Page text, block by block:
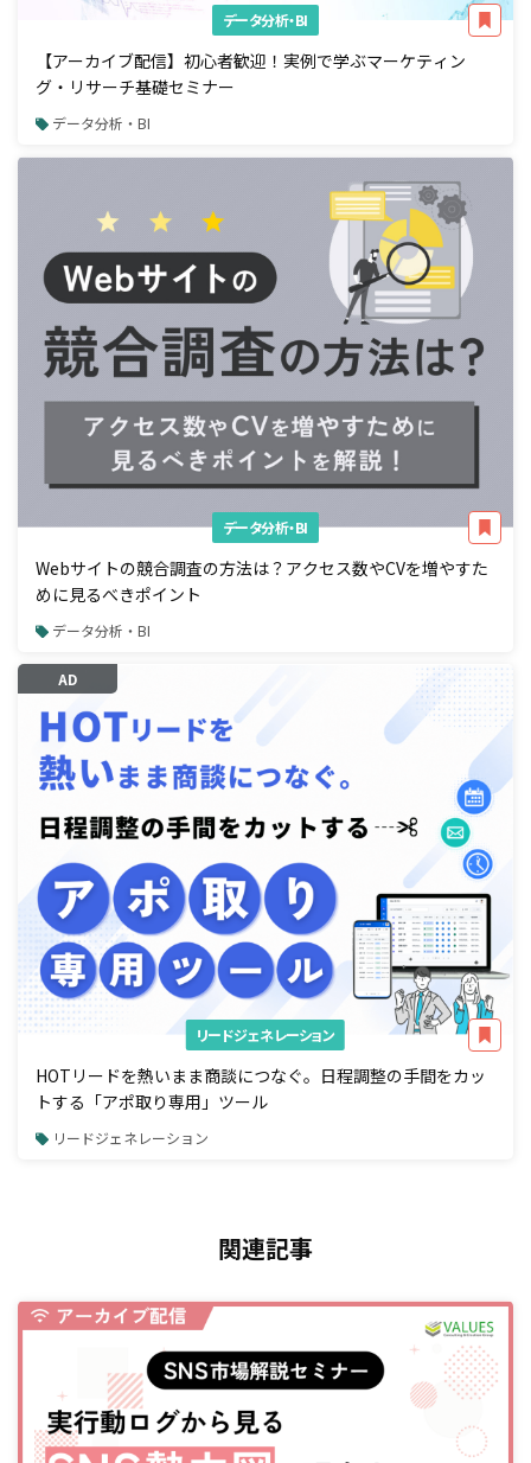
データ分析・BI
【アーカイブ配信】初心者歓迎！実例で学ぶマーケティン
グ・リサーチ基礎セミナー
データ分析・BI
データ分析・BI
Webサイトの競合調査の方法は？アクセス数やCVを増やすた
めに見るべきポイント
データ分析・BI
AD
リードジェネレーション
HOTリードを熱いまま商談につなぐ。日程調整の手間をカッ
トする「アポ取り専用」ツール
リードジェネレーション
関連記事